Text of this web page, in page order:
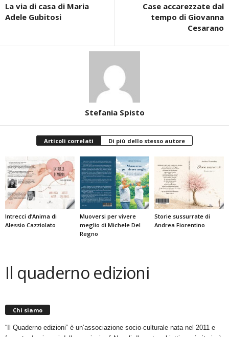
La via di casa di Maria
Adele Gubitosi
Case accarezzate dal
tempo di Giovanna
Cesarano
Stefania Spisto
Articoli correlati Di più dello stesso autore
Intrecci d’Anima di
Alessio Cazziolato
Muoversi per vivere
meglio di Michele Del
Regno
Storie sussurrate di
Andrea Fiorentino
Il quaderno edizioni
Chi siamo
“Il Quaderno edizioni” è un’associazione socio-culturale nata nel 2011 e